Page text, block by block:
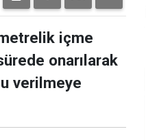
içme
onarılarak
verilmeye